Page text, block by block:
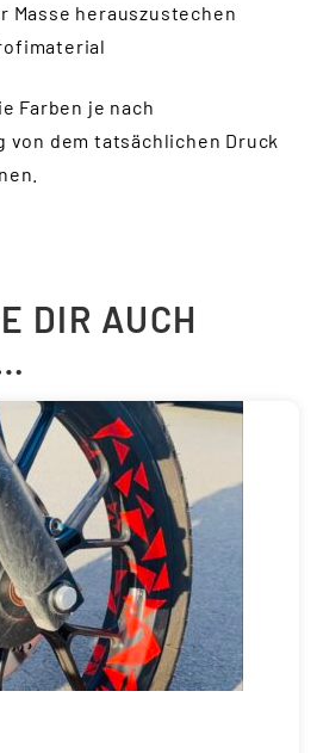
Masse herauszustechen
Farben je nach
dem tatsächlichen Druck
DIR AUCH